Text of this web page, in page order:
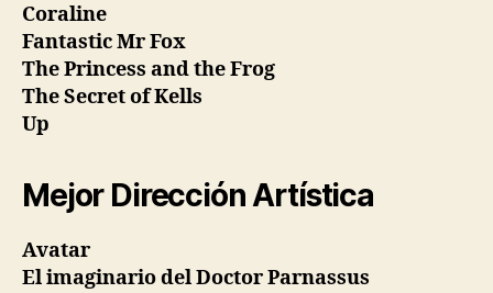
Coraline
Fantastic Mr Fox
The Princess and the Frog
The Secret of Kells
Up
Mejor Dirección Artística
Avatar
El imaginario del Doctor Parnassus